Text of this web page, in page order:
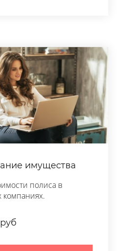
имущества
полиса в
компаниях.